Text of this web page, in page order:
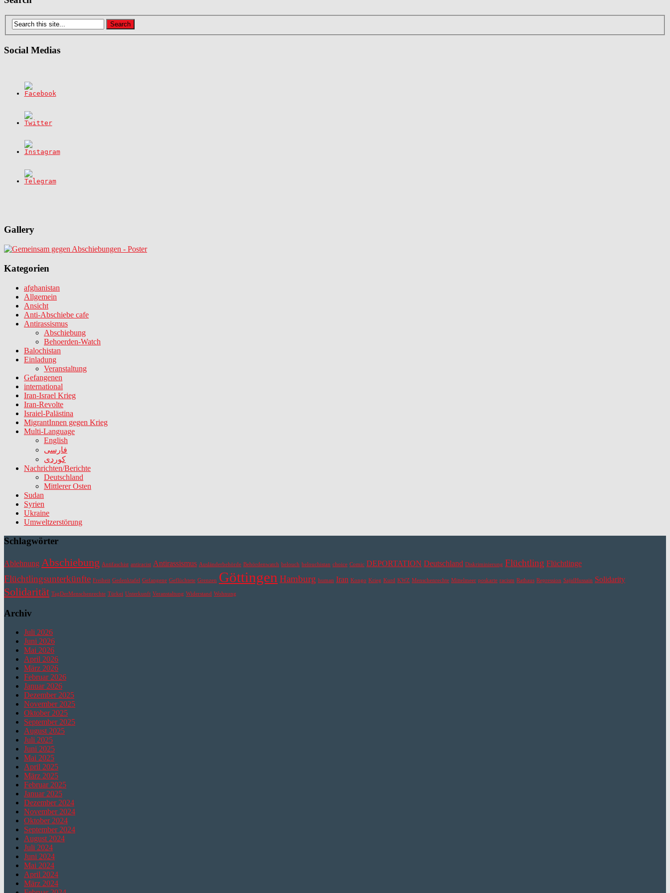
Social Medias
Gallery
Kategorien
afghanistan
Allgemein
Ansicht
Anti-Abschiebe cafe
Antirassismus
Abschiebung
Behoerden-Watch
Balochistan
Einladung
Veranstaltung
Gefangenen
international
Iran-Israel Krieg
Iran-Revolte
Israiel-Palästina
MigrantInnen gegen Krieg
Multi-Language
English
فارسی
کوردی
Nachrichten/Berichte
Deutschland
Mittlerer Osten
Sudan
Syrien
Ukraine
Umweltzerstörung
Schlagwörter
Ablehnung Abschiebung Antifaschist antiracist Antirassismus Ausländerbehörde Behördenwatch belouch belouchistan choice Comic DEPORTATION Deutschland Diskriminierung Flüchtling Flüchtlinge
Flüchtlingsunterkünfte Freiheit Gedenktafel Gefangene Geflüchtete Grenzen Göttingen Hamburg human Iran Kongo Krieg Kurd KWZ Menschenrechte Mittelmeer poskarte racism Rathaus Repression SajidHussain Solidarity
Solidarität TagDerMenschenrechte Türkei Unterkunft Veranstaltung Widerstand Wohnung
Archiv
Juli 2026
Juni 2026
Mai 2026
April 2026
März 2026
Februar 2026
Januar 2026
Dezember 2025
November 2025
Oktober 2025
September 2025
August 2025
Juli 2025
Juni 2025
Mai 2025
April 2025
März 2025
Februar 2025
Januar 2025
Dezember 2024
November 2024
Oktober 2024
September 2024
August 2024
Juli 2024
Juni 2024
Mai 2024
April 2024
März 2024